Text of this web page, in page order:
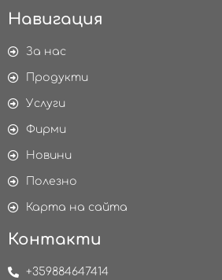
Навигация
За нас
Продукти
Услуги
Фирми
Новини
Полезно
Карта на сайта
Контакти
+359884647414